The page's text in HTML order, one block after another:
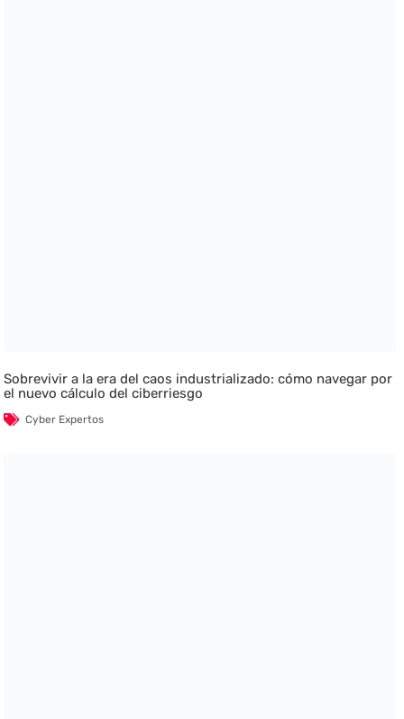
Sobrevivir a la era del caos industrializado: cómo navegar por
el nuevo cálculo del ciberriesgo
Cyber Expertos